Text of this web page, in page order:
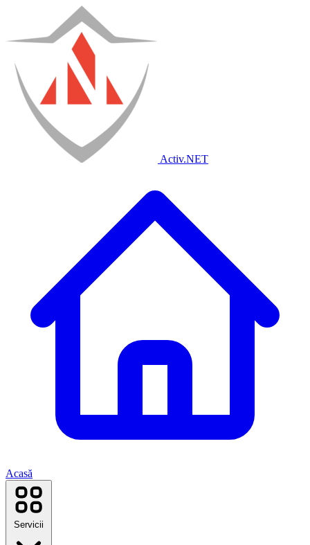
Activ.NET
Acasă
Servicii